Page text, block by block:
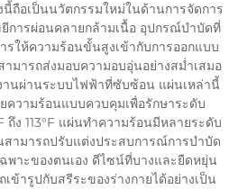
ถือเป็นนวัตกรรมใหม่ในด้านการจัดการ
การผ่อนคลายกล้ามเนื้อ อุปกรณ์บำบัดที่
ให้ความร้อนขั้นสูงเข้ากับการออกแบบ
มารถส่งมอบความอบอุ่นอย่างสม่ำเสมอ
านผ่านระบบไฟฟ้าที่ซับซ้อน แผ่นเหล่านี้
ความร้อนแบบควบคุมเพื่อรักษาระดับ
ถึง 113°F แผ่นทำความร้อนมีหลายระดับ
ามารถปรับแต่งประสบการณ์การบำบัด
พาะของตนเอง ดีไซน์ที่บางและยืดหยุ่น
ข้ารูปกับสรีระของร่างกายได้อย่างเป็น